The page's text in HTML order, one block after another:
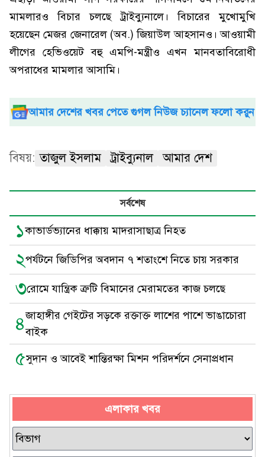
মামলারও বিচার চলছে ট্রাইব্যুনালে। বিচারের মুখোমুখি
হয়েছেন মেজর জেনারেল (অব.) জিয়াউল আহসানও। আওয়ামী
লীগের হেভিওয়েট বহু এমপি-মন্ত্রীও এখন মানবতাবিরোধী
অপরাধের মামলার আসামি।
আমার দেশের খবর পেতে গুগল নিউজ চ্যানেল ফলো করুন
বিষয়: তাজুল ইসলাম ট্রাইব্যুনাল আমার দেশ
সর্বশেষ
১কাভার্ডভ্যানের ধাক্কায় মাদরাসাছাত্র নিহত
২পর্যটনে জিডিপির অবদান ৭ শতাংশে নিতে চায় সরকার
৩রোমে যান্ত্রিক ত্রুটি বিমানের মেরামতের কাজ চলছে
৪জাহাঙ্গীর গেইটের সড়কে রক্তাক্ত লাশের পাশে ভাঙাচোরা
বাইক
৫সুদান ও আবেই শান্তিরক্ষা মিশন পরিদর্শনে সেনাপ্রধান
এলাকার খবর